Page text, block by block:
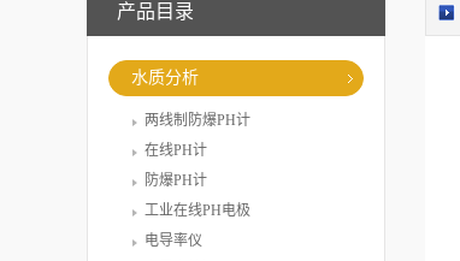
产品目录
水质分析
两线制防爆PH计
在线PH计
防爆PH计
工业在线PH电极
电导率仪